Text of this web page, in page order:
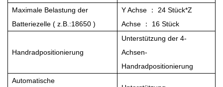
Maximale Belastung der
Batteriezelle ( z.B.:18650 )
YAchse ： 24 Stück*Z
Achse
： 16 Stück
Handradpositionierung
Unterstützung der 4-
Achsen-
Handradpositionierung
Automatische